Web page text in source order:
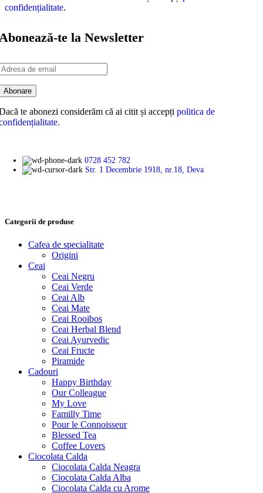
confidențialitate.
te la Newsletter
te abonezi considerăm că ai citit și accepți politica de
.
0728 452 782
Str. 1 Decembrie 1918, nr.18, Deva
Categorii de produse
Cafea de specialitate
Origini
Ceai
Ceai Negru
Ceai Verde
Ceai Alb
Ceai Mate
Ceai Rooibos
Ceai Herbal Blend
Ceai Ayurvedic
Ceai Fructe
Piramide
Cadouri
Happy Birthday
Our Colleague
My Love
Familly Time
Pour le Connoisseur
Blessed Tea
Coffee Lovers
Ciocolata Calda
Ciocolata Calda Neagra
Ciocolata Calda Alba
Ciocolata Calda cu Arome